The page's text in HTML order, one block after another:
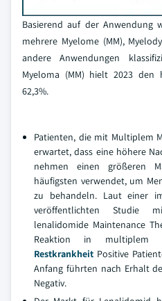
Basierend auf der Anwendung
mehrere Myelome (MM),
andere Anwendungen
Myeloma (MM) hielt 2023 den
62,3%.
Patienten, die mit Multiplem
erwartet, dass eine höhere
nehmen einen größeren
häufigsten verwendet, um
zu behandeln. Laut einer
veröffentlichten Studie
lenalidomide Maintenance
Reaktion in multiplem
Restkrankheit Positive
Anfang führten nach Erhalt
Negativ.